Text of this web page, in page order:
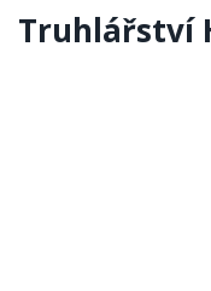
Truhlářství